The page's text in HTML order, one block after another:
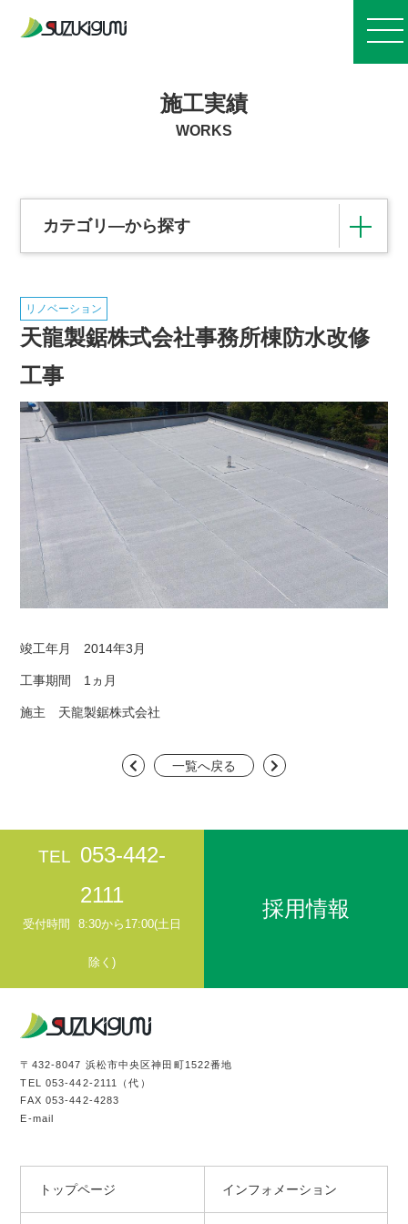
事業紹介
採用情報
お問い合わせ
施工実績
WORKS
カテゴリ―から探す
その他の施設 住宅団地造成・各種開発事業
事務所・店舗 住宅 共同住宅
特殊建築 病院
その他改修工事
外壁塗替工事 外構改修工事
リノベーション
天龍製鋸株式会社事務所棟防水改修
工事
竣工年月 2014年3月
工事期間 1ヵ月
施主 天龍製鋸株式会社
一覧へ戻る
TEL 053-442-
2111
受付時間 8:30から17:00(土日
除く)
採用情報
〒432-8047 浜松市中央区神田町1522番地
TEL 053-442-2111
（代）
FAX 053-442-4283
E-mail
トップページ インフォメーション